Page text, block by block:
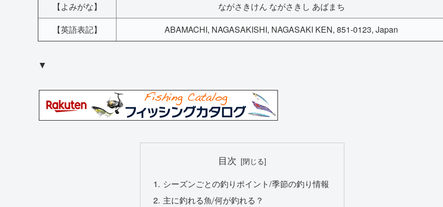
【よみがな】
ながさきけん ながさきし あばまち
【英語表記】
ABAMACHI, NAGASAKISHI, NAGASAKI KEN, 851-0123, Japan
▼
目次
シーズンごとの釣りポイント/季節の釣り情報
主に釣れる魚/何が釣れる？